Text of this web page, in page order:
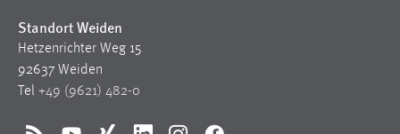
Standort Weiden
Hetzenrichter Weg 15
92637 Weiden
Tel +49 (9621) 482-0
Zweck:
Cookie Laufzeit:
MibewSessionID, mibew-chat-frame-style-
Jahre, MIBEW_UserID = 1 Jahr